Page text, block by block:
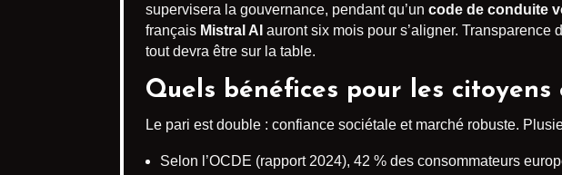
supervisera la gouvernance, pendant qu’un code de conduite
français Mistral AI auront six mois pour s’aligner.
tout devra être sur la table.
Quels bénéfices pour les
Le pari est double : confiance sociétale et marché robuste.
Selon l’OCDE (rapport 2024), 42 % des consommateurs